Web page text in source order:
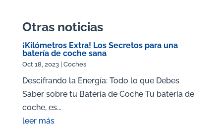
Otras noticias
¡Kilómetros Extra! Los Secretos para una
batería de coche sana
Oct 18, 2023| Coches
Descifrando la Energía: Todo lo que Debes
Saber sobre tu Batería de Coche Tu batería de
coche, es...
leer más